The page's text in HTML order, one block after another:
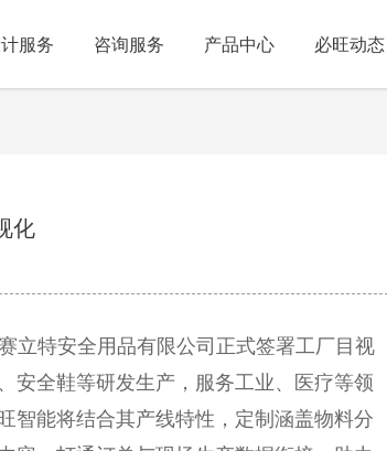
服务 咨询服务 产品中心 必旺动态
化
立特安全用品有限公司正式签署工厂目视
安全鞋等研发生产，服务工业、医疗等领
智能将结合其产线特性，定制涵盖物料分